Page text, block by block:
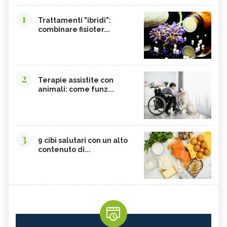
1
Trattamenti "ibridi":
combinare fisioter...
2
Terapie assistite con
animali: come funz...
3
9 cibi salutari con un alto
contenuto di...